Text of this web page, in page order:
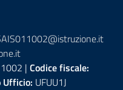
| Codice fiscale:
Ufficio: UFUU1J